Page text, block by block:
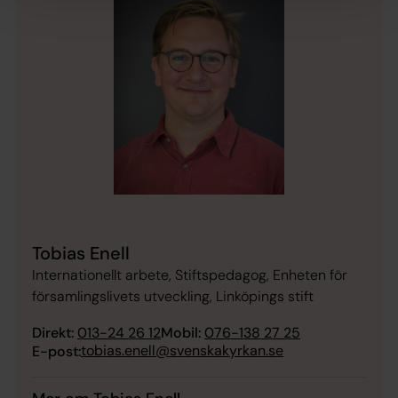
Tobias Enell
Internationellt arbete, Stiftspedagog, Enheten för
församlingslivets utveckling, Linköpings stift
Direkt: 013-24 26 12Mobil: 076-138 27 25
E-post:tobias.enell@svenskakyrkan.se